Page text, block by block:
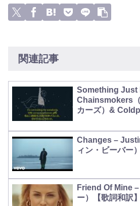
関連記事
Something Just
Chainsmokers
カーズ）&
Changes –
ィン・ビーバー
Friend Of Mine
ー）【歌詞和訳】